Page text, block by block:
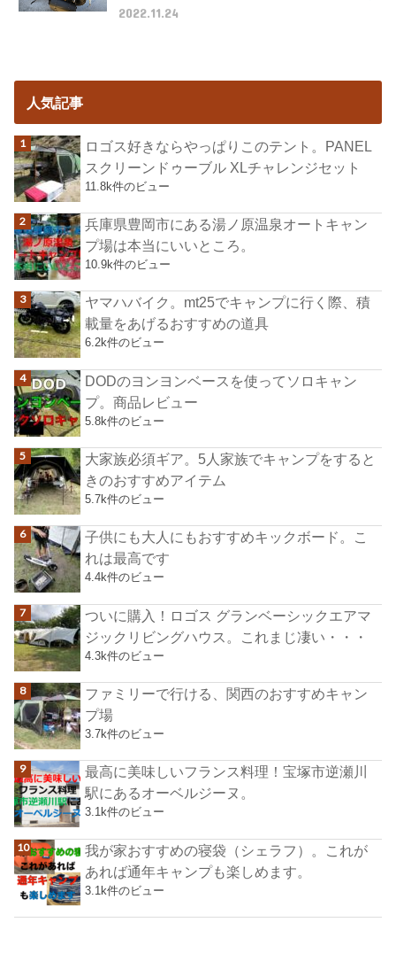
2022.11.24
人気記事
ロゴス好きならやっぱりこのテント。PANEL
スクリーンドゥーブル XLチャレンジセット
11.8k件のビュー
兵庫県豊岡市にある湯ノ原温泉オートキャン
プ場は本当にいいところ。
10.9k件のビュー
ヤマハバイク。mt25でキャンプに行く際、積
載量をあげるおすすめの道具
6.2k件のビュー
DODのヨンヨンベースを使ってソロキャン
プ。商品レビュー
5.8k件のビュー
大家族必須ギア。5人家族でキャンプをすると
きのおすすめアイテム
5.7k件のビュー
子供にも大人にもおすすめキックボード。こ
れは最高です
4.4k件のビュー
ついに購入！ロゴス グランベーシックエアマ
ジックリビングハウス。これまじ凄い・・・
4.3k件のビュー
ファミリーで行ける、関西のおすすめキャン
プ場
3.7k件のビュー
最高に美味しいフランス料理！宝塚市逆瀬川
駅にあるオーベルジーヌ。
3.1k件のビュー
我が家おすすめの寝袋（シェラフ）。これが
あれば通年キャンプも楽しめます。
3.1k件のビュー